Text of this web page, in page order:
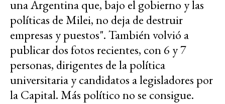
una Argentina que, bajo el gobierno y las
políticas de Milei, no deja de destruir
empresas y puestos". También volvió a
publicar dos fotos recientes, con 6 y 7
personas, dirigentes de la política
universitaria y candidatos a legisladores por
la Capital. Más político no se consigue.